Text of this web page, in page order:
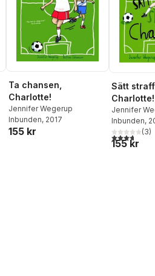
Ta chansen,
Charlotte!
Jennifer Wegerup
Inbunden, 2017
155 kr
Sätt
Charlotte!
Jennifer
Inbunden,
3,7utav 5(3)
155 kr